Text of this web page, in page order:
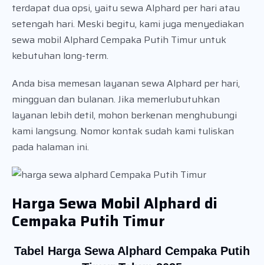
terdapat dua opsi, yaitu sewa Alphard per hari atau
setengah hari. Meski begitu, kami juga menyediakan
sewa mobil Alphard Cempaka Putih Timur untuk
kebutuhan long-term.
Anda bisa memesan layanan sewa Alphard per hari,
mingguan dan bulanan. Jika memerlubutuhkan
layanan lebih detil, mohon berkenan menghubungi
kami langsung. Nomor kontak sudah kami tuliskan
pada halaman ini.
Harga Sewa Mobil Alphard di
Cempaka Putih Timur
Tabel Harga Sewa Alphard Cempaka Putih